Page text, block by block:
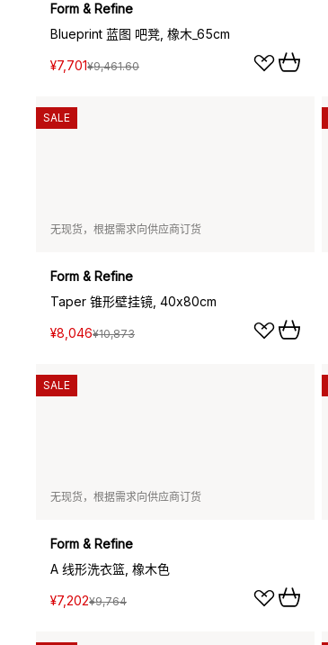
Form & Refine
Blueprint 蓝图 吧凳, 橡木_65cm
¥7,701¥9,461.60
无现货，根据需求向供应商订货
Form & Refine
Taper 锥形壁挂镜, 40x80cm
¥8,046¥10,873
SALE
无现货，根据需求向供应商订货
Form & Refine
A 线形洗衣篮, 橡木色
¥7,202¥9,764
SALE